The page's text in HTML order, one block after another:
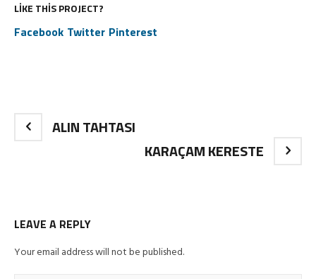
LIKE THIS PROJECT?
Facebook Twitter Pinterest
ALIN TAHTASI
KARAÇAM KERESTE
LEAVE A REPLY
Your email address will not be published.